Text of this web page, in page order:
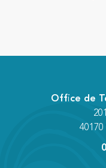
Office de
40170